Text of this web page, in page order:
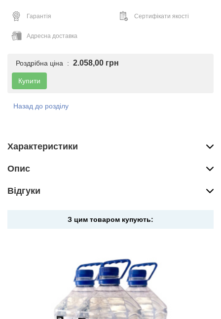
Гарантія Сертифікати якості
Адресна доставка
Роздрібна ціна : 2.058,00 грн
Купити
Назад до розділу
Характеристики
Опис
Вiдгуки
З цим товаром купують: